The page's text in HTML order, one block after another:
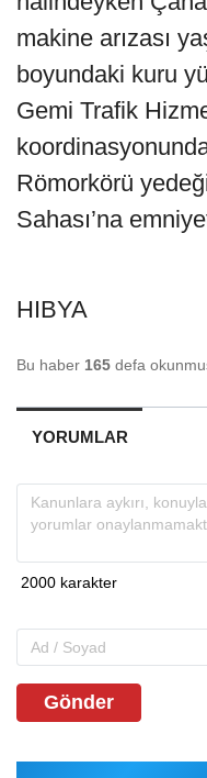
makine arızası
boyundaki kuru
Gemi Trafik
Römorkörü
Sahası’na
HIBYA
Bu haber 165 defa
YORUMLAR
Gönder